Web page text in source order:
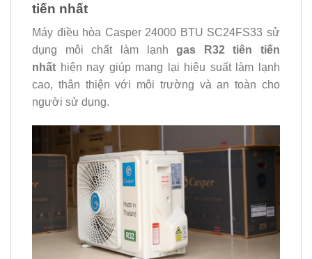
tiến nhất
Máy điều hòa Casper 24000 BTU SC24FS33 sử
dụng môi chất làm lạnhgas R32 tiên tiến
nhất hiện nay giúp mang lại hiệu suất làm lạnh
cao, thân thiện với môi trường và an toàn cho
người sử dụng.